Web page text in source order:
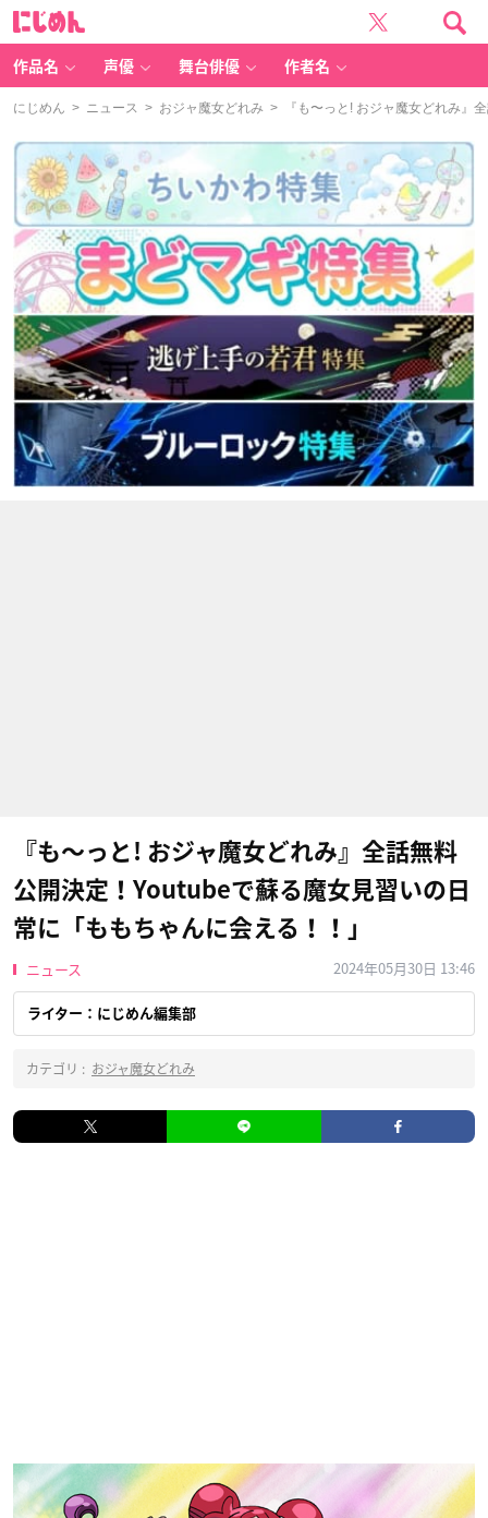
作品名 声優 舞台俳優 作者名
にじめん > ニュース > おジャ魔女どれみ > 『も〜っと! おジャ魔女どれみ』
『も〜っと! おジャ魔女どれみ』全話無料
公開決定！Youtubeで蘇る魔女見習いの日
常に「ももちゃんに会える！！」
ニュース 2024年05月30日 13:46
ライター：にじめん編集部
カテゴリ : おジャ魔女どれみ